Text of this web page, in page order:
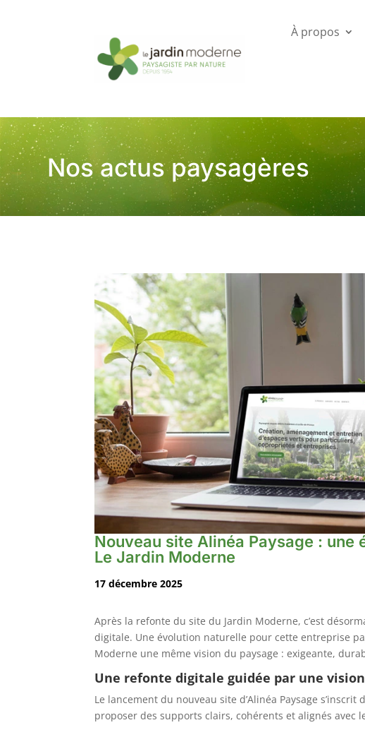
À propos
Nos actus paysagères
Nouveau site Alinéa Paysage : une
Le Jardin Moderne
17 décembre 2025
Après la refonte du site du Jardin Moderne, c’est
digitale. Une évolution naturelle pour cette entreprise
Moderne une même vision du paysage : exigeante,
Une refonte digitale guidée par une
Le lancement du nouveau site d’Alinéa Paysage
proposer des supports clairs, cohérents et alignés avec